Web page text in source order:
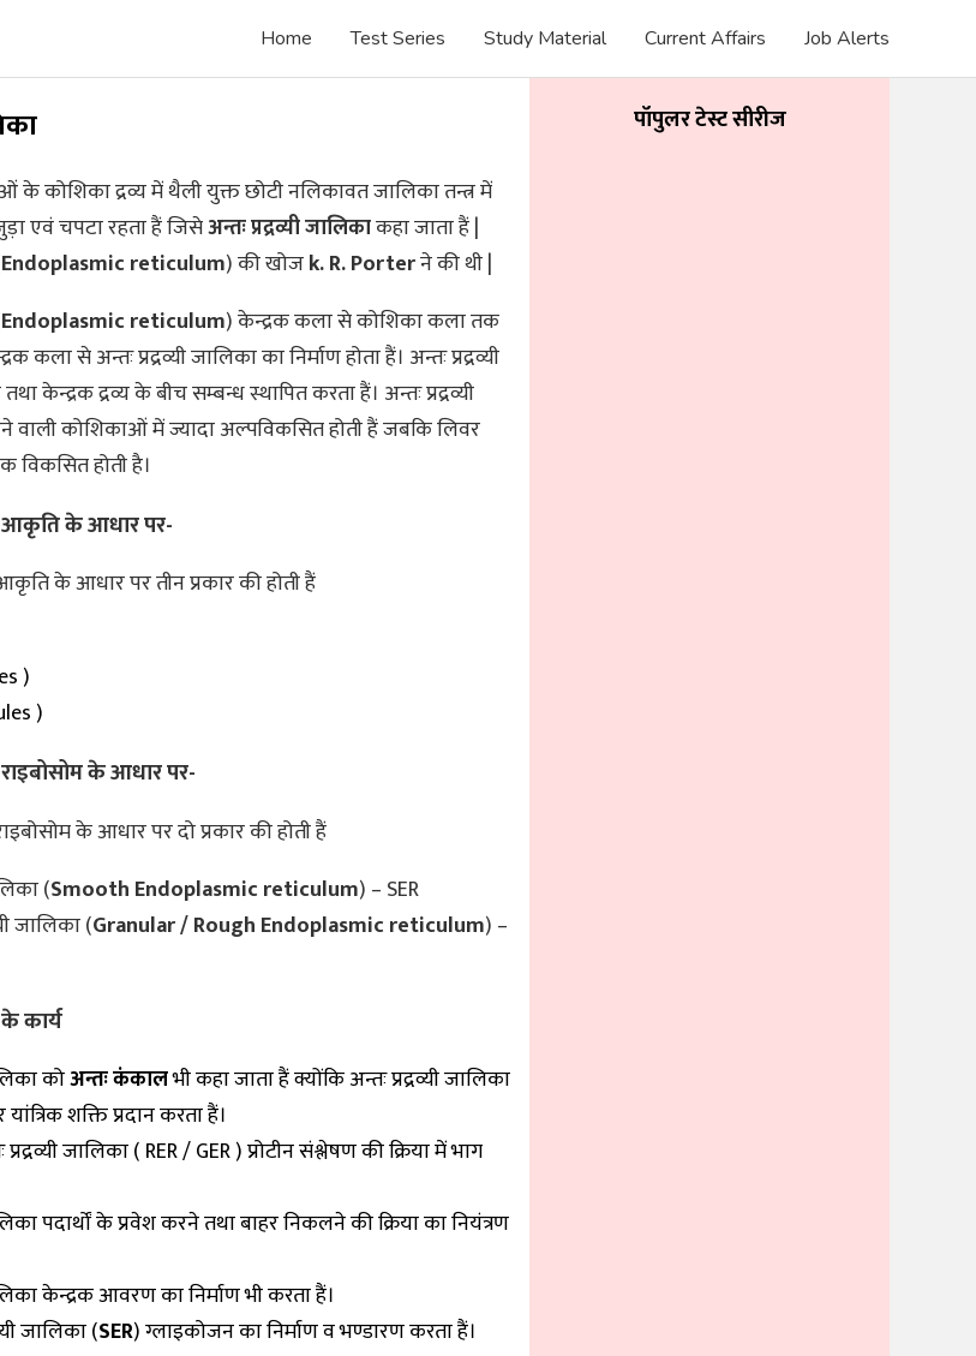
Home Test Series Study Material Current Affairs Job Alerts
कोशिका द्रव्य में थैली युक्त छोटी नलिकावत जालिका तन्त्र में
एवं चपटा रहता हैं जिसेअन्तः प्रद्रव्यी जालिकाकहा जाता हैं |
Endoplasmic reticulum) की खोजk. R. Porterने की थी |
Endoplasmic reticulum) केन्द्रक कला से कोशिका कला तक
कला से अन्तः प्रद्रव्यी जालिका का निर्माण होता हैं। अन्तः प्रद्रव्यी
केन्द्रक द्रव्य के बीच सम्बन्ध स्थापित करता हैं। अन्तः प्रद्रव्यी
वाली कोशिकाओं में ज्यादा अल्पविकसित होती हैं जबकि लिवर
होती है।
आकृति के आधार पर-
आकृति के आधार पर तीन प्रकार की होती हैं
)
)
राइबोसोम के आधार पर-
के आधार पर दो प्रकार की होती हैं
(Smooth Endoplasmic reticulum) – SER
जालिका (Granular / Rough Endoplasmic reticulum) –
के कार्य
कोअन्तः कंकालभी कहा जाता हैं क्योंकि अन्तः प्रद्रव्यी जालिका
शक्ति प्रदान करता हैं।
जालिका ( RER / GER ) प्रोटीन संश्लेषण की क्रिया में भाग
पदार्थों के प्रवेश करने तथा बाहर निकलने की क्रिया का नियंत्रण
केन्द्रक आवरण का निर्माण भी करता हैं।
जालिका (SER) ग्लाइकोजन का निर्माण व भण्डारण करता हैं।
पॉपुलर टेस्ट सीरीज